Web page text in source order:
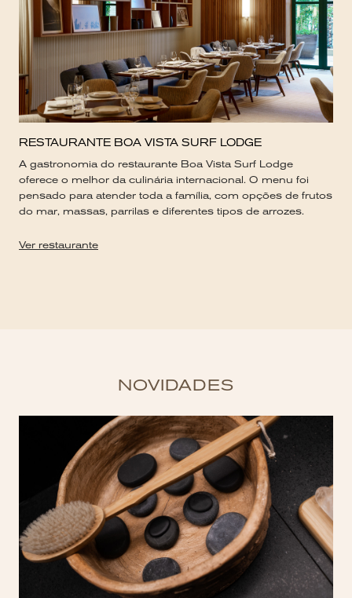
RESTAURANTE BOA VISTA SURF LODGE
A gastronomia do restaurante Boa Vista Surf Lodge
oferece o melhor da culinária internacional. O menu foi
pensado para atender toda a família, com opções de frutos
do mar, massas, parrilas e diferentes tipos de arrozes.
Ver restaurante
NOVIDADES